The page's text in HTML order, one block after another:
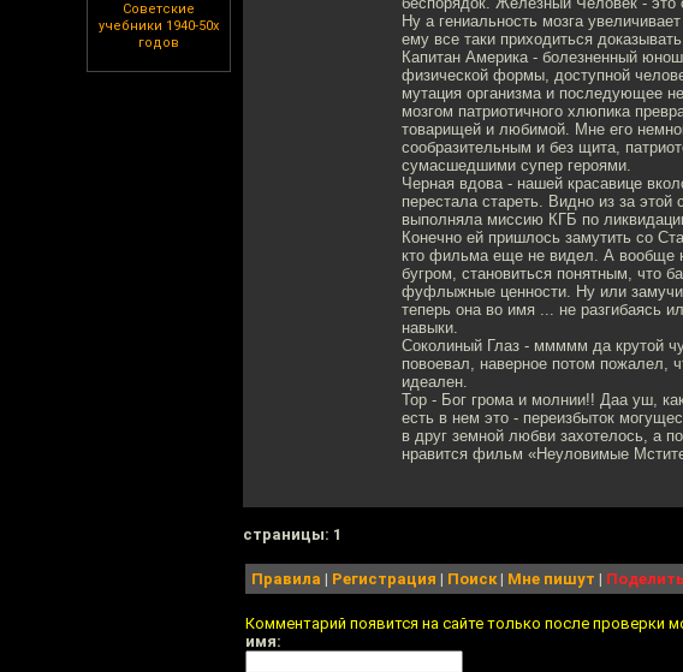
Советские
учебники 1940-50х
годов
Ну а гениальность мозга
ему все таки приходиться
Капитан Америка - болезненный
физической формы, доступной
мутация организма и последующее
мозгом патриотичного хлюпика
товарищей и любимой. Мне его
сообразительным и без щита,
сумасшедшими супер героями.
Черная вдова - нашей красавице
перестала стареть. Видно из за
выполняла миссию КГБ по
Конечно ей пришлось замутить со
кто фильма еще не видел. А вообще
бугром, становиться понятным, что
фуфлыжные ценности. Ну или
теперь она во имя ... не разгибаясь
навыки.
Соколиный Глаз - ммммм да крутой
повоевал, наверное потом пожалел,
идеален.
Тор - Бог грома и молнии!! Даа уш,
есть в нем это - переизбыток
в друг земной любви захотелось, а
нравится фильм «Неуловимые
cтраницы: 1
Правила | Регистрация | Поиск| Мне пишут |
Комментарий появится на сайте только после проверки
имя: